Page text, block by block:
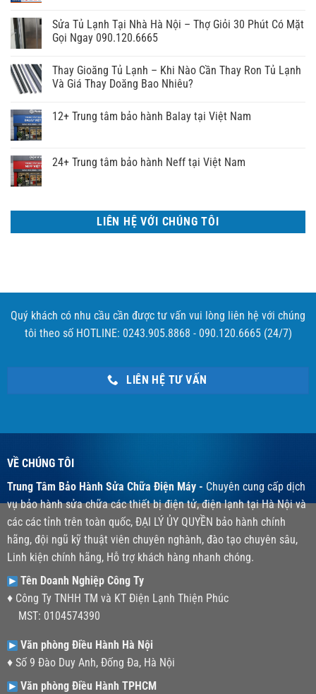
Sửa Tủ Lạnh Tại Nhà Hà Nội – Thợ Giỏi 30 Phút Có Mặt
Gọi Ngay 090.120.6665
Thay Gioăng Tủ Lạnh – Khi Nào Cần Thay Ron Tủ Lạnh
Và Giá Thay Doăng Bao Nhiêu?
12+ Trung tâm bảo hành Balay tại Việt Nam
24+ Trung tâm bảo hành Neff tại Việt Nam
LIÊN HỆ VỚI CHÚNG TÔI
Quý khách có nhu cầu cần được tư vấn vui lòng liên hệ với chúng
tôi theo số HOTLINE: 0243.905.8868 - 090.120.6665 (24/7)
LIÊN HỆ TƯ VẤN
VỀ CHÚNG TÔI
Trung Tâm Bảo Hành Sửa Chữa Điện Máy - Chuyên cung cấp dịch
vụ bảo hành sửa chữa các thiết bị điện tử, điện lạnh tại Hà Nội và
các các tỉnh trên toàn quốc, ĐẠI LÝ ỦY QUYỀN bảo hành chính
hãng, đội ngũ kỹ thuật viên chuyên nghành, đào tạo chuyên sâu,
Linh kiện chính hãng, Hỗ trợ khách hàng nhanh chóng.
Tên Doanh Nghiệp Công Ty
♦ Công Ty TNHH TM và KT Điện Lạnh Thiện Phúc
MST: 0104574390
Văn phòng Điều Hành Hà Nội
♦ Số 9 Đào Duy Anh, Đống Đa, Hà Nội
Văn phòng Điều Hành TPHCM